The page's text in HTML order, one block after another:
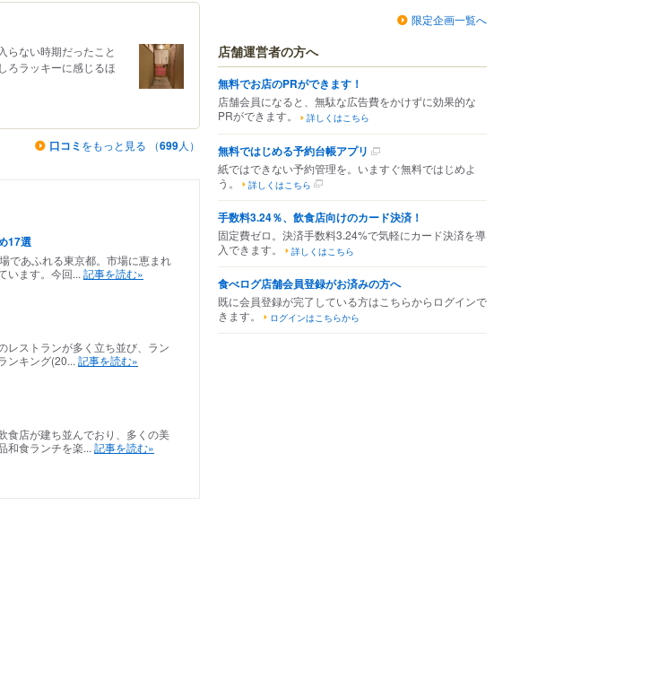
らない時期だったこと
ろラッキーに感じるほ
口コミ をもっと見る （699人）
17選
であふれる東京都。市場に恵まれ
います。今回... 記事を読む»
レストランが多く立ち並び、ラン
ンキング(20... 記事を読む»
食店が建ち並んでおり、多くの美
和食ランチを楽... 記事を読む»
限定企画一覧へ
店舗運営者の方へ
無料でお店のPRができます！
店舗会員になると、無駄な広告費をかけずに効果的な
PRができます。
詳しくはこちら
無料ではじめる予約台帳アプリ
紙ではできない予約管理を。いますぐ無料ではじめよ
う。
詳しくはこちら
手数料3.24％、飲食店向けのカード決済！
固定費ゼロ。決済手数料3.24%で気軽にカード決済を導
入できます。
詳しくはこちら
食べログ店舗会員登録がお済みの方へ
既に会員登録が完了している方はこちらからログインで
きます。
ログインはこちらから